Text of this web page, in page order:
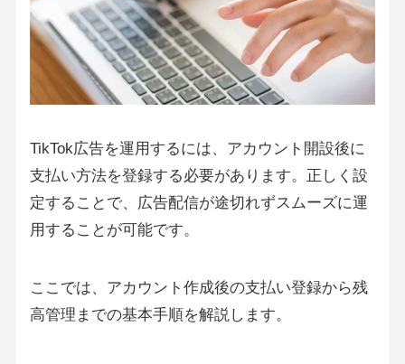
TikTok広告を運用するには、アカウント開設後に
支払い方法を登録する必要があります。正しく設
定することで、広告配信が途切れずスムーズに運
用することが可能です。
ここでは、アカウント作成後の支払い登録から残
高管理までの基本手順を解説します。